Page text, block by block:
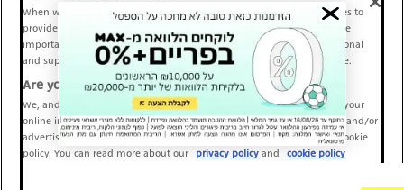
When we provide Maariv, TMI and Sport1 content online, we use cookies to
provide social media features and to analyze our traffic. These tools are
important and necessary for our website functionality. Others are optional
and support Maariv, TMI and Sport1 activity and your online experience.
Are you happy to accept cookies?
We, and our partners, use information about your use of our site and your
online interactions to improve our services and to personalize content and/or
advertising for you. You can read more about our privacy policy and cookie
policy. You can read more about our
privacy policy and cookie policy